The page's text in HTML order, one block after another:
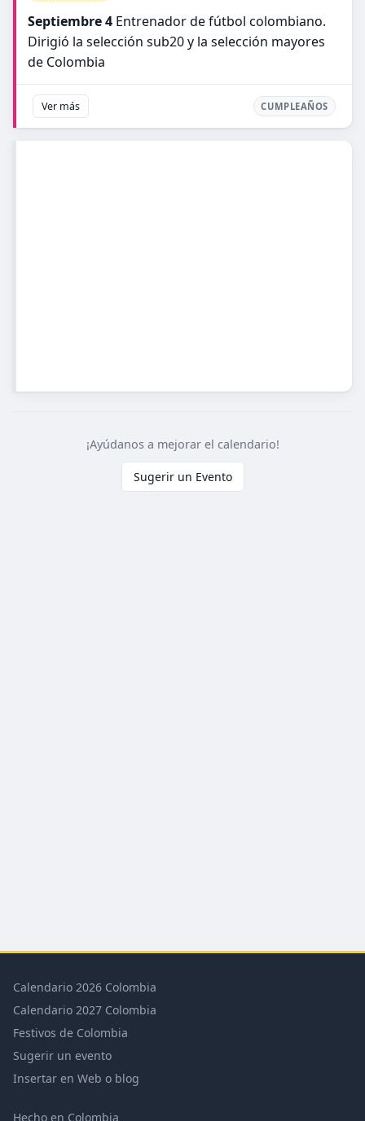
Septiembre 4 Entrenador de fútbol colombiano.
Dirigió la selección sub20 y la selección mayores
de Colombia
Ver más CUMPLEAÑOS
¡Ayúdanos a mejorar el calendario!
Sugerir un Evento
Calendario 2026 Colombia
Calendario 2027 Colombia
Festivos de Colombia
Sugerir un evento
Insertar en Web o blog
Hecho en Colombia